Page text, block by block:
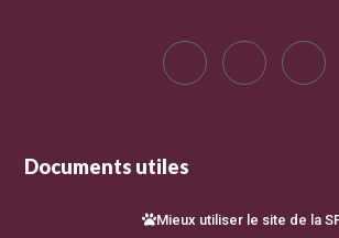
Documents utiles
Mieux utiliser le site de la